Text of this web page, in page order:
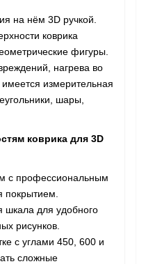
на нём 3D ручкой.
коврика
фигуры.
нагрева во
измерительная
шары,
коврика для 3D
с профессиональным
шкала для удобного
рисунков.
с углами 450, 600 и
сложные